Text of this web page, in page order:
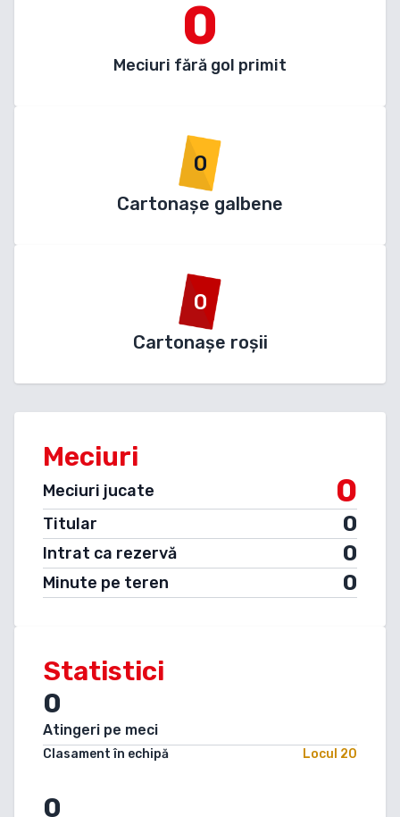
0
Meciuri fără gol primit
0
Cartonașe galbene
0
Cartonașe roșii
Meciuri
Meciuri jucate 0
Titular 0
Intrat ca rezervă 0
Minute pe teren 0
Statistici
0
Atingeri pe meci
Clasament în echipă Locul 20
0